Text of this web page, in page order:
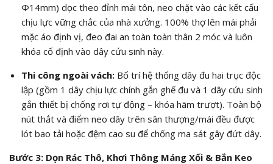
Φ14mm) dọc theo đỉnh mái tôn, neo chặt vào các kết cấu
chịu lực vững chắc của nhà xưởng. 100% thợ lên mái phải
mặc áo định vị, đeo đai an toàn toàn thân 2 móc và luôn
khóa cố định vào dây cứu sinh này.
Thi công ngoài vách:Bố trí hệ thống dây đu hai trục độc
lập (gồm 1 dây chịu lực chính gắn ghế đu và 1 dây cứu sinh
gắn thiết bị chống rơi tự động – khóa hãm trượt). Toàn bộ
nút thắt và điểm neo dây trên sân thượng/mái đều được
lót bao tải hoặc đệm cao su để chống ma sát gây đứt dây.
Bước 3: Dọn Rác Thô, Khơi Thông Máng Xối & Bắn Keo